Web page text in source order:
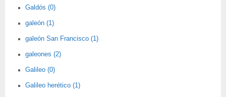
Galdós (0)
galeón (1)
galeón San Francisco (1)
galeones (2)
Galileo (0)
Galileo herético (1)